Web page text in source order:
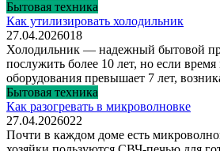
Бытовая техника
Как утилизировать холодильник
27.04.2026018
Холодильник — надежный бытовой
послужить более 10 лет, но если время
оборудования превышает 7 лет,
Бытовая техника
Как разогревать в микроволновке
27.04.2026022
Почти в каждом доме есть